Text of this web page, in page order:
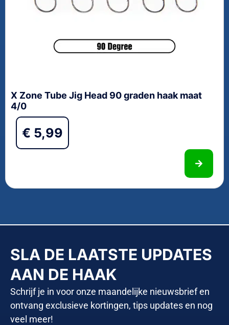
X Zone Tube Jig Head 90 graden haak maat
4/0
€ 5,99
SLA DE LAATSTE UPDATES
AAN DE HAAK
Schrijf je in voor onze maandelijke nieuwsbrief en
ontvang exclusieve kortingen, tips updates en nog
veel meer!